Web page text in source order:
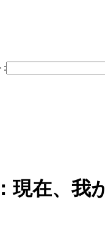
:
現在、